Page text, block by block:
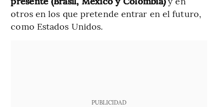
otros en los que pretende entrar en el futuro,
como Estados Unidos.
PUBLICIDAD